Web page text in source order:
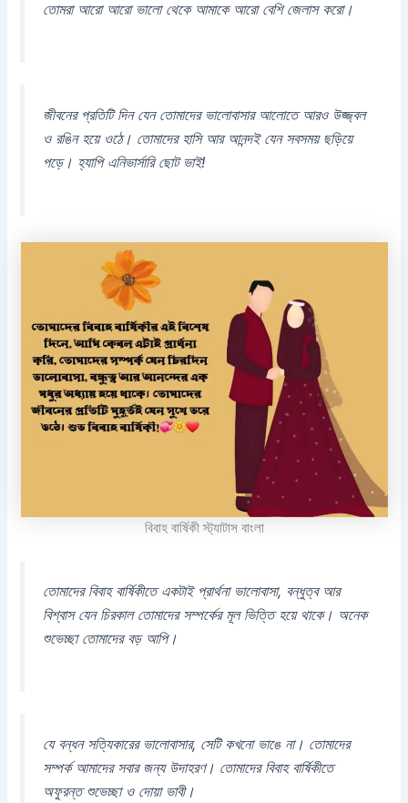
তোমরা আরো আরো ভালো থেকে আমাকে আরো বেশি জেলাস করো।
জীবনের প্রতিটি দিন যেন তোমাদের ভালোবাসার আলোতে আরও উজ্জ্বল
ও রঙিন হয়ে ওঠে। তোমাদের হাসি আর আনন্দই যেন সবসময় ছড়িয়ে
পড়ে। হ্যাপি এনিভার্সারি ছোট ভাই!
বিবাহ বার্ষিকী স্ট্যাটাস বাংলা
তোমাদের বিবাহ বার্ষিকীতে একটাই প্রার্থনা ভালোবাসা, বন্ধুত্ব আর
বিশ্বাস যেন চিরকাল তোমাদের সম্পর্কের মূল ভিত্তি হয়ে থাকে। অনেক
শুভেচ্ছা তোমাদের বড় আপি।
যে বন্ধন সত্যিকারের ভালোবাসার, সেটি কখনো ভাঙে না। তোমাদের
সম্পর্ক আমাদের সবার জন্য উদাহরণ। তোমাদের বিবাহ বার্ষিকীতে
অফুরন্ত শুভেচ্ছা ও দোয়া ভাবী।